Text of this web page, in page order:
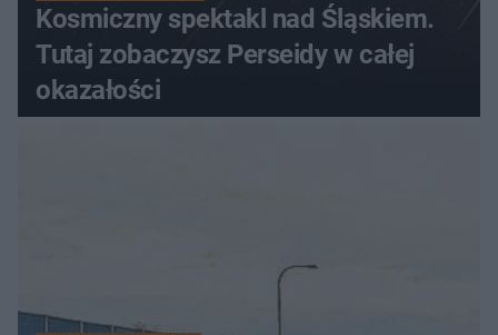
Kosmiczny spektakl nad Śląskiem.
Tutaj zobaczysz Perseidy w całej
okazałości